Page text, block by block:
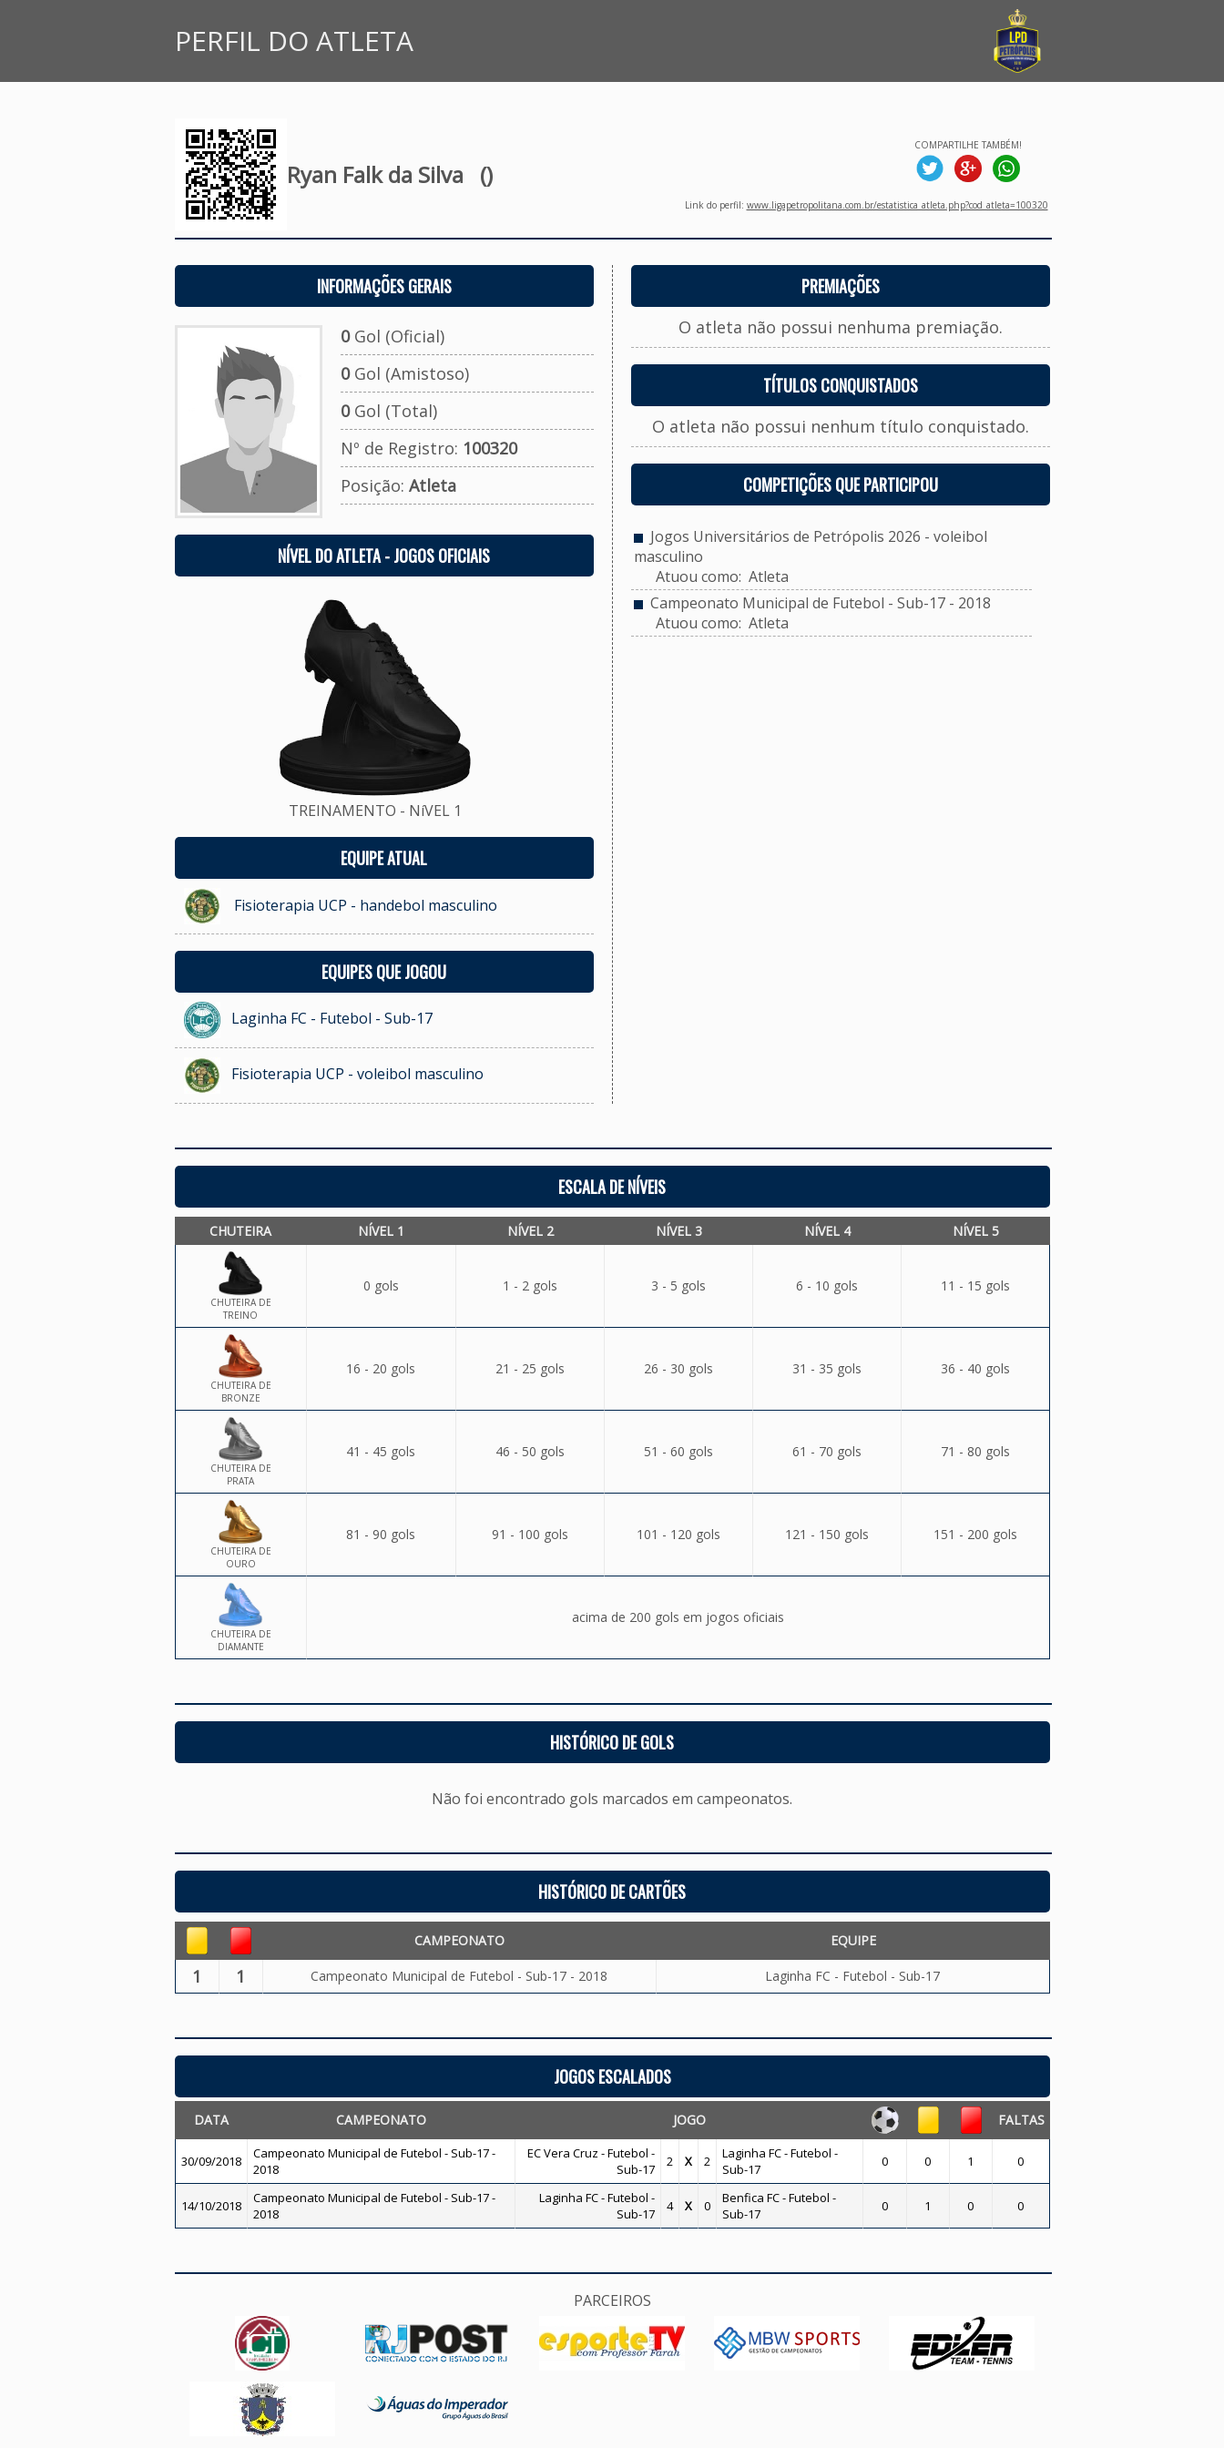
PERFIL DO ATLETA
Ryan Falk da Silva ()
COMPARTILHE TAMBÉM!
Link do perfil: www.ligapetropolitana.com.br/estatistica_atleta.php?cod_atleta=100320
INFORMAÇÕES GERAIS
0Gol (Oficial)
0Gol (Amistoso)
0Gol (Total)
Nº de Registro: 100320
Posição: Atleta
NÍVEL DO ATLETA - JOGOS OFICIAIS
TREINAMENTO - NíVEL 1
EQUIPE ATUAL
Fisioterapia UCP - handebol masculino
EQUIPES QUE JOGOU
Laginha FC - Futebol - Sub-17
Fisioterapia UCP - voleibol masculino
PREMIAÇÕES
O atleta não possui nenhuma premiação.
TÍTULOS CONQUISTADOS
O atleta não possui nenhum título conquistado.
COMPETIÇÕES QUE PARTICIPOU
Jogos Universitários de Petrópolis 2026 - voleibol
masculino
Atuou como: Atleta
Campeonato Municipal de Futebol - Sub-17 - 2018
Atuou como: Atleta
ESCALA DE NÍVEIS
CHUTEIRA NÍVEL 1 NÍVEL 2 NÍVEL 3 NÍVEL 4 NÍVEL 5
CHUTEIRA DE
TREINO
0 gols 1 - 2 gols 3 - 5 gols 6 - 10 gols 11 - 15 gols
CHUTEIRA DE
BRONZE
16 - 20 gols 21 - 25 gols 26 - 30 gols 31 - 35 gols 36 - 40 gols
CHUTEIRA DE
PRATA
41 - 45 gols 46 - 50 gols 51 - 60 gols 61 - 70 gols 71 - 80 gols
CHUTEIRA DE
OURO
81 - 90 gols 91 - 100 gols 101 - 120 gols 121 - 150 gols 151 - 200 gols
CHUTEIRA DE
DIAMANTE
acima de 200 gols em jogos oficiais
HISTÓRICO DE GOLS
Não foi encontrado gols marcados em campeonatos.
HISTÓRICO DE CARTÕES
CAMPEONATO EQUIPE
1 1 Campeonato Municipal de Futebol - Sub-17 - 2018 Laginha FC - Futebol - Sub-17
JOGOS ESCALADOS
DATA CAMPEONATO JOGO FALTAS
30/09/2018
Campeonato Municipal de Futebol - Sub-17 -
2018
EC Vera Cruz - Futebol -
Sub-17
2 X 2
Laginha FC - Futebol -
Sub-17
0 0 1 0
14/10/2018
Campeonato Municipal de Futebol - Sub-17 -
2018
Laginha FC - Futebol -
Sub-17
4 X 0
Benfica FC - Futebol -
Sub-17
0 1 0 0
PARCEIROS